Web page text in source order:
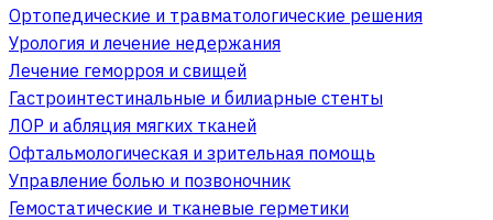
Ортопедические и травматологические решения
Урология и лечение недержания
Лечение геморроя и свищей
Гастроинтестинальные и билиарные стенты
ЛОР и абляция мягких тканей
Офтальмологическая и зрительная помощь
Управление болью и позвоночник
Гемостатические и тканевые герметики